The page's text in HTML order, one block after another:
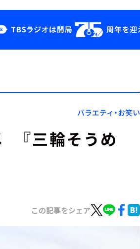
YouTube
会社情報
バラエティ・お笑い
『三輪そうめ
この記事をシェア